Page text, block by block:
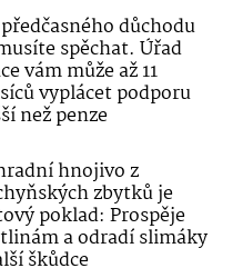
důchodu
spěchat. Úřad
vám může až 11
vyplácet podporu
než penze
hnojivo z
zbytků je
poklad: Prospěje
a odradí slimáky
škůdce